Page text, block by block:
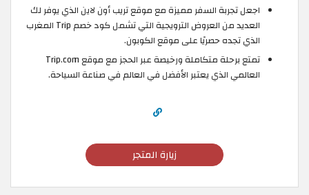
اجعل تجربة السفر مميزة مع موقع تريب أون لاين الذي يوفر لك
العديد من العروض الترويجية التي تشمل كود خصم Trip المغرب
الذي تجده حصريًا على موقع الكوبون.
تمتع برحلة متكاملة ورخيصة عبر الحجز مع موقع Trip.com
العالمي الذي يعتبر الأفضل في العالم في صناعة السياحة.
زيارة المتجر